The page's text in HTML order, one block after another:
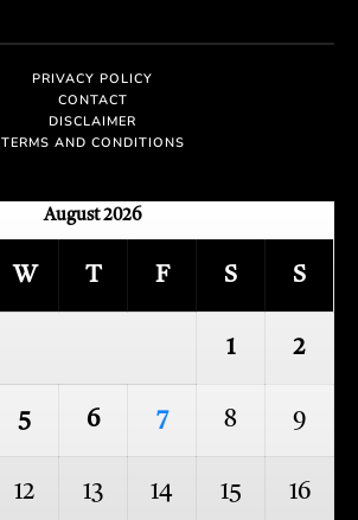
PRIVACY POLICY
CONTACT
DISCLAIMER
TERMS AND CONDITIONS
August 2026
W T F S S
1 2
5 6 7 8 9
12 13 14 15 16